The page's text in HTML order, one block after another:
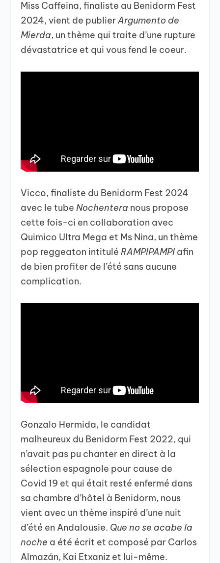
Miss Caffeina, finaliste au Benidorm Fest
2024, vient de publierArgumento de
Mierda, un thème qui traite d’une rupture
dévastatrice et qui vous fend le coeur.
Vicco, finaliste du Benidorm Fest 2024
avec le tubeNochentera nous propose
cette fois-ci en collaboration avec
Quimico Ultra Mega et Ms Nina, un thème
pop reggeaton intitulé RAMPIPAMPI afin
de bien profiter de l’été sans aucune
complication.
Gonzalo Hermida, le candidat
malheureux du Benidorm Fest 2022, qui
n’avait pas pu chanter en direct à la
sélection espagnole pour cause de
Covid 19 et qui était resté enfermé dans
sa chambre d’hôtel à Benidorm, nous
vient avec un thème inspiré d’une nuit
d’été en Andalousie. Que no se acabe la
noche a été écrit et composé par Carlos
Almazán, Kai Etxaniz et lui-même.